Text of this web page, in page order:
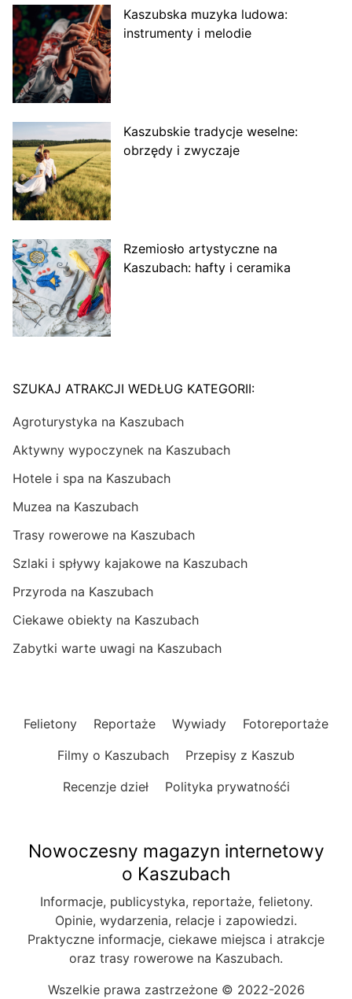
Kaszubska muzyka ludowa:
instrumenty i melodie
Kaszubskie tradycje weselne:
obrzędy i zwyczaje
Rzemiosło artystyczne na
Kaszubach: hafty i ceramika
SZUKAJ ATRAKCJI WEDŁUG KATEGORII:
Agroturystyka na Kaszubach
Aktywny wypoczynek na Kaszubach
Hotele i spa na Kaszubach
Muzea na Kaszubach
Trasy rowerowe na Kaszubach
Szlaki i spływy kajakowe na Kaszubach
Przyroda na Kaszubach
Ciekawe obiekty na Kaszubach
Zabytki warte uwagi na Kaszubach
Felietony Reportaże Wywiady
Fotoreportaże
Filmy o Kaszubach
Przepisy z Kaszub
Recenzje dzieł
Polityka prywatnośći
Nowoczesny magazyn internetowy
o Kaszubach
Informacje, publicystyka, reportaże, felietony.
Opinie, wydarzenia, relacje i zapowiedzi.
Praktyczne informacje, ciekawe miejsca i atrakcje
oraz trasy rowerowe na Kaszubach.
Wszelkie prawa zastrzeżone © 2022-2026